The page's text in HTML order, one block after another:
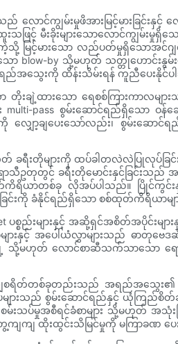
လောင်ကျွမ်းမှုဖိအားမြင့်မားခြင်း
မီးခိုးများသောလောင်ကျွမ်းမှုရှိသော
းကဲ့သို့ မြင့်မားသော လည်ပတ်မှုရှိသောအ
blow-by သို့မဟုတ် သတ္တုဟောင်းနွမ်းမှု
ာအရည်အသွေးကို ထိန်းသိမ်းရန် ကူညီပေးနိုင်
သော တိုးချဲ့ထားသော ရေစစ်ကြားက
း multi-pass စွမ်းဆောင်ရည်ရှိသ
ျှော့ချပေးသော်လည်း၊ စွမ်းဆော
ခရီးတိုများကို ထပ်ခါတလဲလဲပြုလုပ်ခ
ဥတုတွင် ခရီးတိုမောင်းနှင်ခြင်းသည်
ာတစ်ခု လိုအပ်ပါသည်။ ပြိုင်ကွင်းနှင့်
းကို ခံနိုင်ရည်ရှိသော စစ်ထုတ်ကိရိယာများ
များနှင့် အဆို့ရှင်အစိတ်အပိုင်းများနှင့်
နှင့် အပေါ်ယံလွှာများသည် ဓာတုဗေဒဆို
အချို့ သို့မဟုတ် လောင်စာဆီသက်သာသေ
ျစရိတ်တစ်ခုတည်းသည် အရည်အသွေး
ျားသည် စွမ်းဆောင်ရည်နှင့် ယုံကြည်စိ
မှုအစီရင်ခံစာများ သို့မဟုတ် အသုံးပ
ကျ ထိုးထွင်းသိမြင်မှုကို မကြာခဏ ပေ